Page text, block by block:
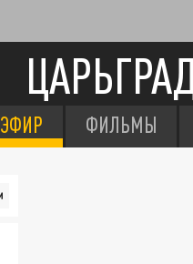
ЭФИР ФИЛЬМЫ